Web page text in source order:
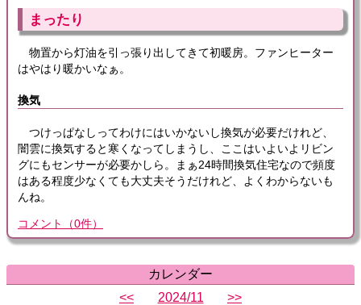
まったり
物置から灯油を引っ張り出してきて初暖房。ファンヒーター
はやはり暖かいなぁ。
換気
つけっぱなしってわけにはいかないし換気が必要だけれど、
闇雲に換気すると寒くなってしまうし、ここはいよいよリビン
グにもセンサーが必要かしら。まぁ24時間換気住宅なので頻度
はある程度少なくても大丈夫そうだけれど、よくわからないも
んね。
コメント （0件）
カレンダー
<<
2024/11
>>